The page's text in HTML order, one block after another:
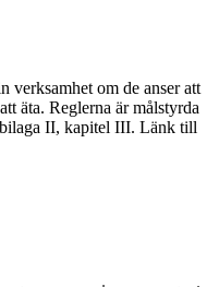
verksamhet om de anser att
äta. Reglerna är målstyrda
bilaga II, kapitel III. Länk till